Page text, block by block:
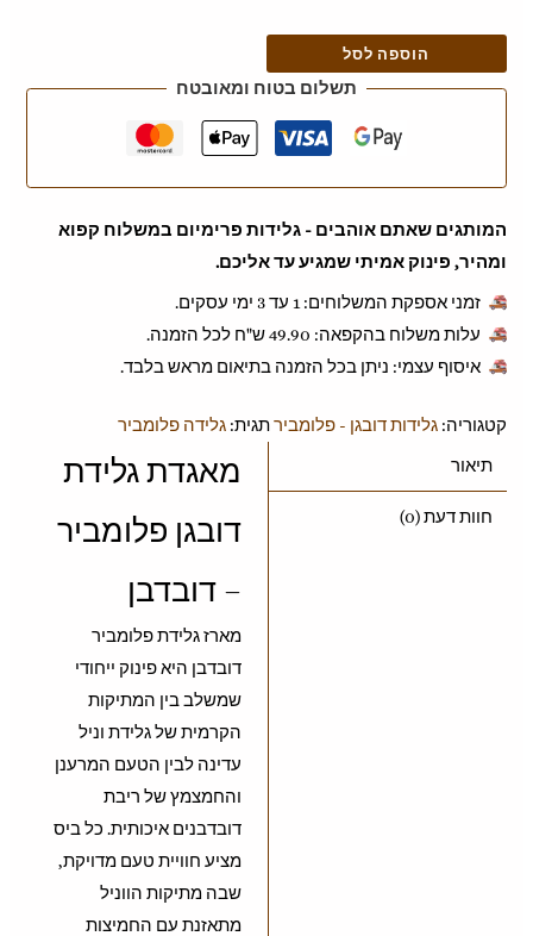
הוספה לסל
תשלום בטוח ומאובטח
המותגים שאתם אוהבים - גלידות פרימיום במשלוח קפוא
ומהיר, פינוק אמיתי שמגיע עד אליכם.
זמני אספקת המשלוחים: 1 עד 3 ימי עסקים.
עלות משלוח בהקפאה: ‎49.90 ש"ח לכל הזמנה.
איסוף עצמי: ניתן בכל הזמנה בתיאום מראש בלבד.
קטגוריה:גלידות דובגן - פלומביר תגית:גלידה פלומביר
תיאור
חוות דעת (0)
מאגדת גלידת
דובגן פלומביר
– דובדבן
מארז גלידת פלומביר
דובדבן היא פינוק ייחודי
שמשלב בין המתיקות
הקרמית של גלידת וניל
עדינה לבין הטעם המרענן
והחמצמץ של ריבת
דובדבנים איכותית. כל ביס
מציע חוויית טעם מדויקת,
שבה מתיקות הווניל
מתאזנת עם החמיצות